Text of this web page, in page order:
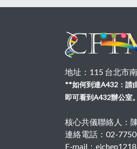
地址：115 台北市
**如何到達A432：請
即可看到A432辦公室
核心共儀聯絡人：
連絡電話：02-
E-mail：